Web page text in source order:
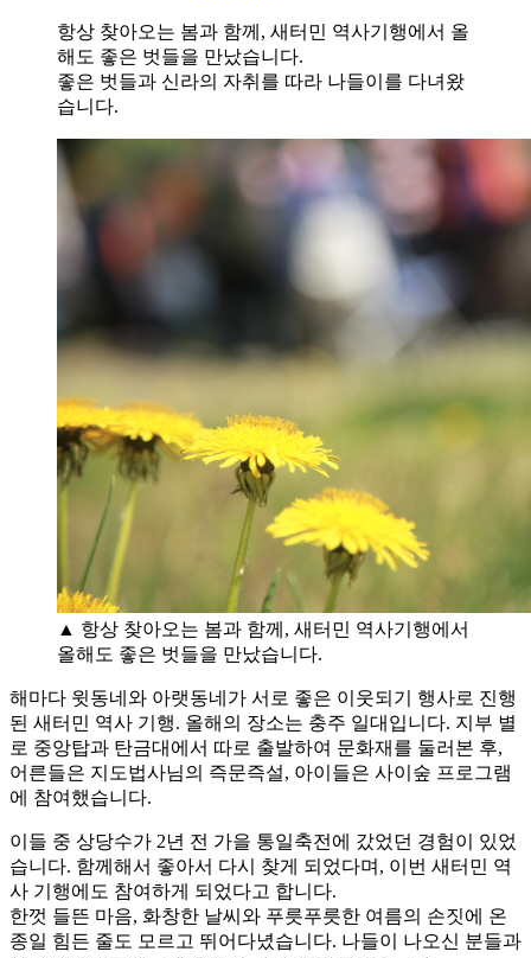
항상 찾아오는 봄과 함께, 새터민 역사기행에서 올
해도 좋은 벗들을 만났습니다.
좋은 벗들과 신라의 자취를 따라 나들이를 다녀왔
습니다.
▲ 항상 찾아오는 봄과 함께, 새터민 역사기행에서
올해도 좋은 벗들을 만났습니다.
해마다 윗동네와 아랫동네가 서로 좋은 이웃되기 행사로 진행
된 새터민 역사 기행. 올해의 장소는 충주 일대입니다. 지부 별
로 중앙탑과 탄금대에서 따로 출발하여 문화재를 둘러본 후,
어른들은 지도법사님의 즉문즉설, 아이들은 사이숲 프로그램
에 참여했습니다.
이들 중 상당수가 2년 전 가을 통일축전에 갔었던 경험이 있었
습니다. 함께해서 좋아서 다시 찾게 되었다며, 이번 새터민 역
사 기행에도 참여하게 되었다고 합니다.
한껏 들뜬 마음, 화창한 날씨와 푸릇푸릇한 여름의 손짓에 온
종일 힘든 줄도 모르고 뛰어다녔습니다. 나들이 나오신 분들과